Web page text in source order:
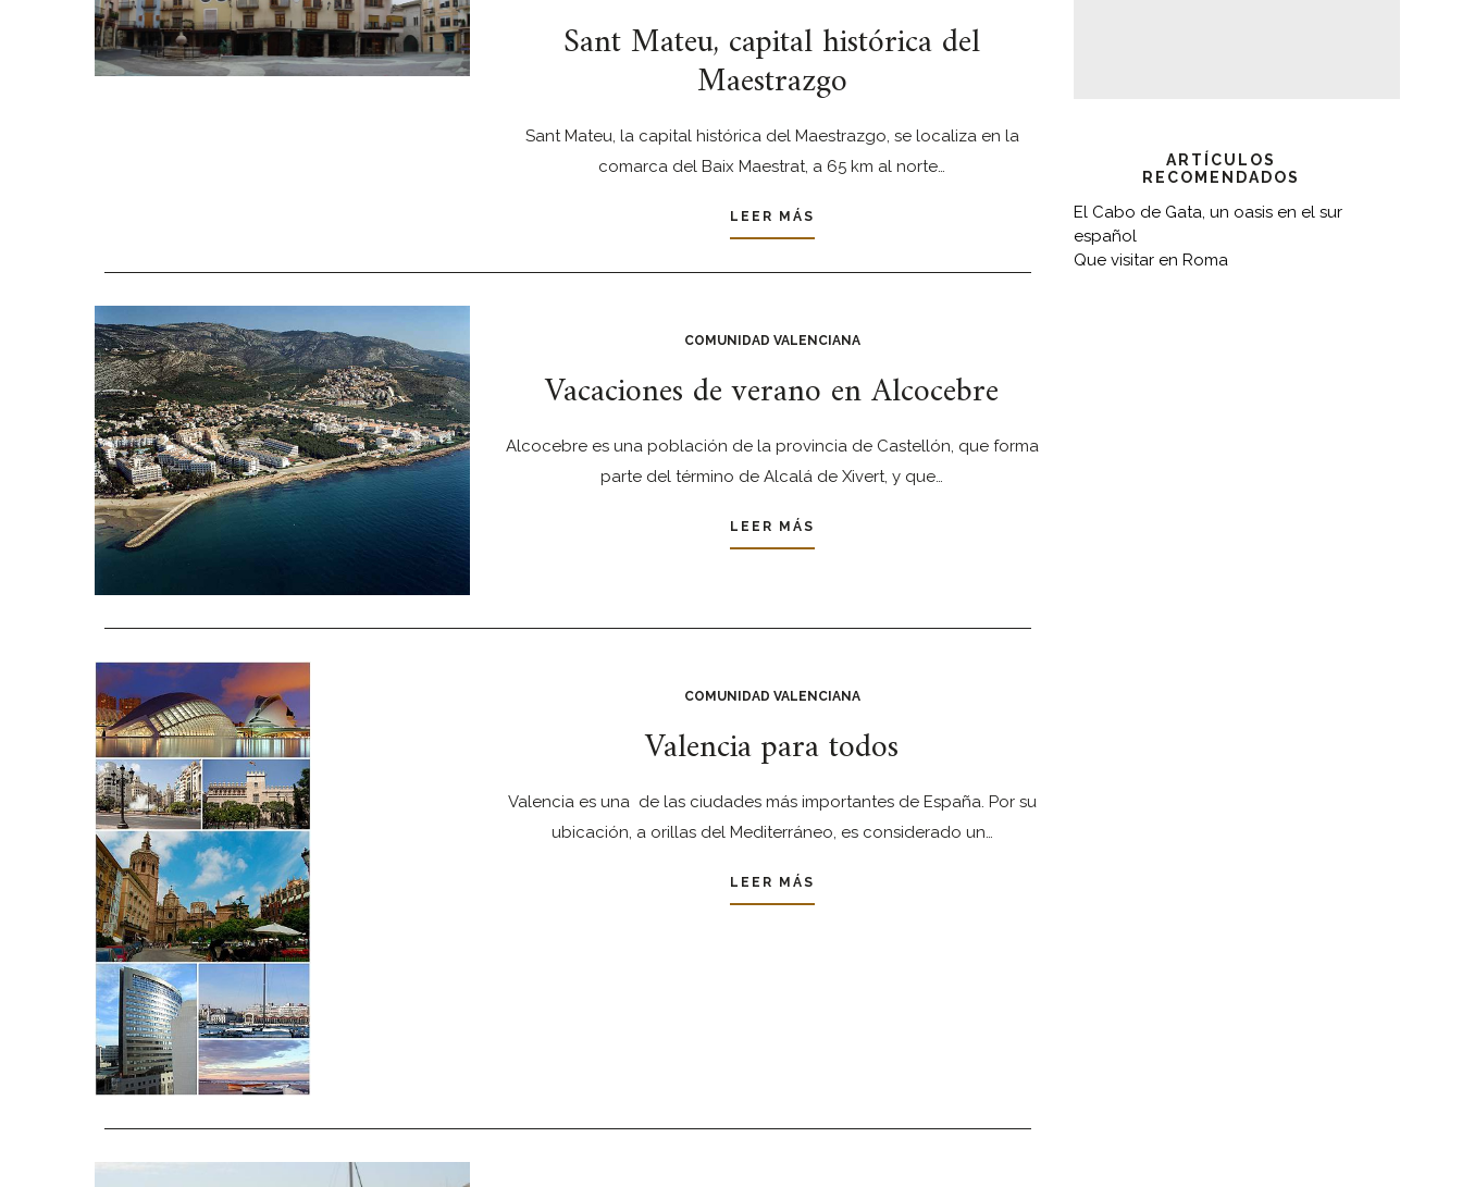
Sant Mateu, capital histórica del
Maestrazgo
Sant Mateu, la capital histórica del Maestrazgo, se localiza en la
comarca del Baix Maestrat, a 65 km al norte…
LEER MÁS
COMUNIDAD VALENCIANA
Vacaciones de verano en Alcocebre
Alcocebre es una población de la provincia de Castellón, que forma
parte del término de Alcalá de Xivert, y que…
LEER MÁS
COMUNIDAD VALENCIANA
Valencia para todos
Valencia es una de las ciudades más importantes de España. Por su
ubicación, a orillas del Mediterráneo, es considerado un…
LEER MÁS
ARTÍCULOS
RECOMENDADOS
El Cabo de Gata, un oasis en el sur
español
Que visitar en Roma